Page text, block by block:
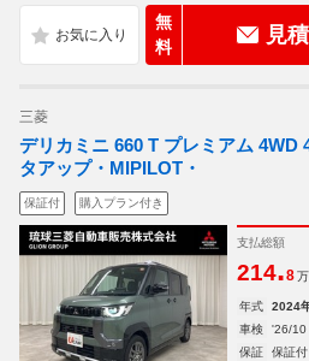
無
料
見
三菱
デリカミニ 660 T プレミアム 4WD
タアップ・MIPILOT・
保証付 購入プラン付き
支払総額
214.8
年式 2024
車検
'26/10
保証
保証付